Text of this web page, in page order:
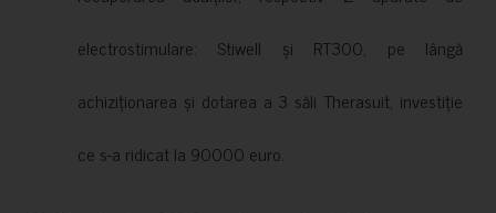
electrostimulare: Stiwell și RT300, pe lângă
achiziționarea și dotarea a 3 săli Therasuit, investiție
ce s-a ridicat la 90000 euro.